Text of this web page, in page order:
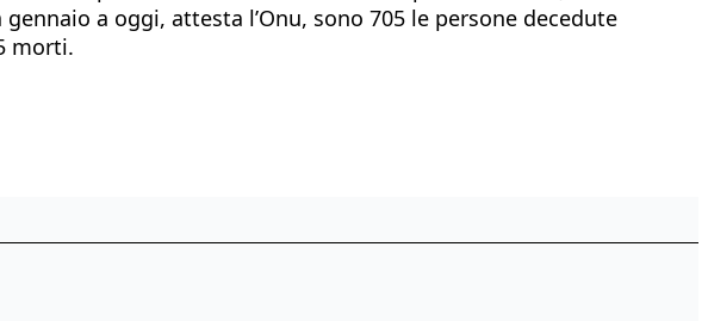
a oggi, attesta l’Onu, sono 705 le persone decedute
morti.